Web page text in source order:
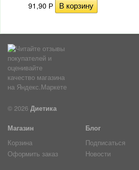
91,90 Р
© 2026 Диетика
Магазин
Корзина
Оформить заказ
Блог
Подписаться
Новости